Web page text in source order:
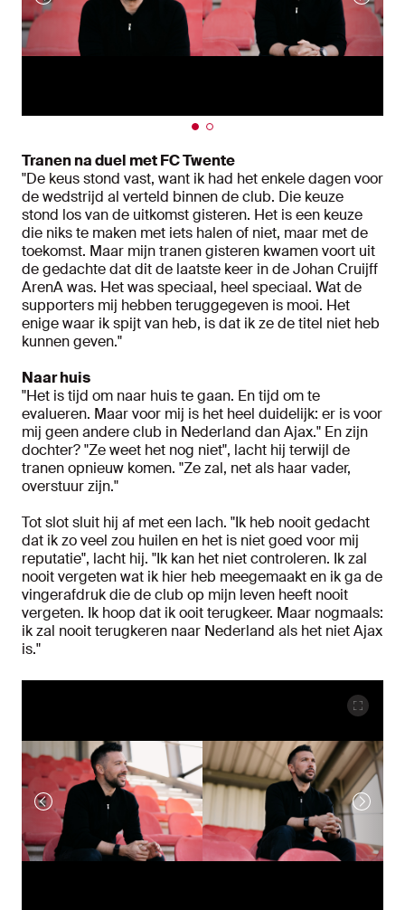
Tranen na duel met FC Twente
"De keus stond vast, want ik had het enkele dagen voor
de wedstrijd al verteld binnen de club. Die keuze
stond los van de uitkomst gisteren. Het is een keuze
die niks te maken met iets halen of niet, maar met de
toekomst. Maar mijn tranen gisteren kwamen voort uit
de gedachte dat dit de laatste keer in de Johan Cruijff
ArenA was. Het was speciaal, heel speciaal. Wat de
supporters mij hebben teruggegeven is mooi. Het
enige waar ik spijt van heb, is dat ik ze de titel niet heb
kunnen geven."
Naar huis
"Het is tijd om naar huis te gaan. En tijd om te
evalueren. Maar voor mij is het heel duidelijk: er is voor
mij geen andere club in Nederland dan Ajax." En zijn
dochter? "Ze weet het nog niet", lacht hij terwijl de
tranen opnieuw komen. "Ze zal, net als haar vader,
overstuur zijn."
Tot slot sluit hij af met een lach. "Ik heb nooit gedacht
dat ik zo veel zou huilen en het is niet goed voor mij
reputatie", lacht hij. "Ik kan het niet controleren. Ik zal
nooit vergeten wat ik hier heb meegemaakt en ik ga de
vingerafdruk die de club op mijn leven heeft nooit
vergeten. Ik hoop dat ik ooit terugkeer. Maar nogmaals:
ik zal nooit terugkeren naar Nederland als het niet Ajax
is."